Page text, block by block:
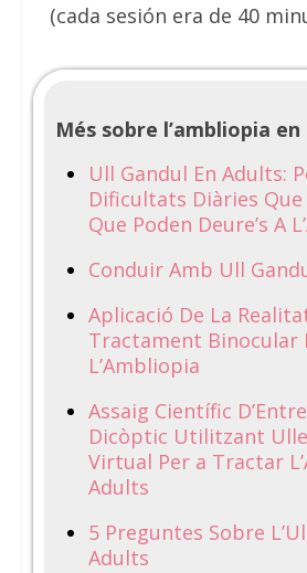
(cada sesión era de 40
Més sobre l’ambliopia
Ull Gandul En Adults:
Dificultats Diàries
Que Poden Deure’s A
Conduir Amb Ull
Aplicació De La
Tractament Binocular
L’Ambliopia
Assaig Científic
Dicòptic Utilitzant
Virtual Per a Tractar
Adults
5 Preguntes Sobre
Adults